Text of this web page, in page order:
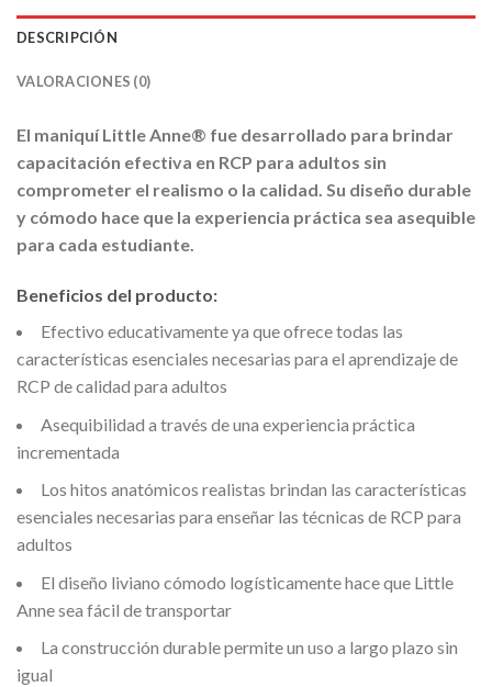
DESCRIPCIÓN
VALORACIONES (0)
El maniquí Little Anne® fue desarrollado para brindar
capacitación efectiva en RCP para adultos sin
comprometer el realismo o la calidad. Su diseño durable
y cómodo hace que la experiencia práctica sea asequible
para cada estudiante.
Beneficios del producto:
Efectivo educativamente ya que ofrece todas las
características esenciales necesarias para el aprendizaje de
RCP de calidad para adultos
Asequibilidad a través de una experiencia práctica
incrementada
Los hitos anatómicos realistas brindan las características
esenciales necesarias para enseñar las técnicas de RCP para
adultos
El diseño liviano cómodo logísticamente hace que Little
Anne sea fácil de transportar
La construcción durable permite un uso a largo plazo sin
igual